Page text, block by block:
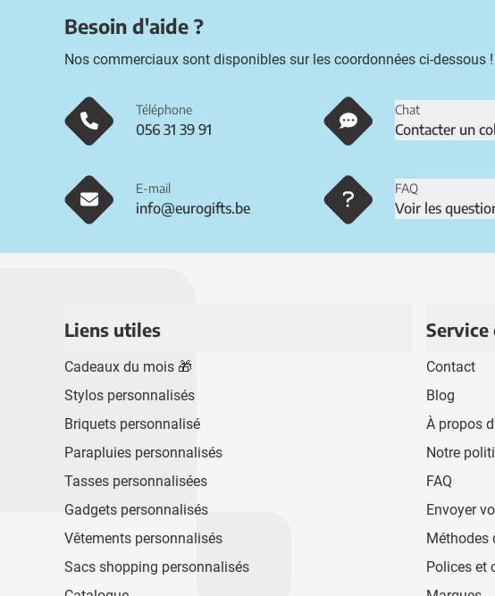
Besoin d'aide ?
Nos commerciaux sont disponibles sur les coordonnées ci-dessous !
Téléphone
056 31 39 91
Chat
Contacter un
E-mail
info@eurogifts.be
FAQ
Voir les
Liens utiles
Cadeaux du mois 🎁
Stylos personnalisés
Briquets personnalisé
Parapluies personnalisés
Tasses personnalisées
Gadgets personnalisés
Vêtements personnalisés
Sacs shopping personnalisés
Contact
Blog
À propos
Notre
FAQ
Envoyer
Méthodes
Polices et